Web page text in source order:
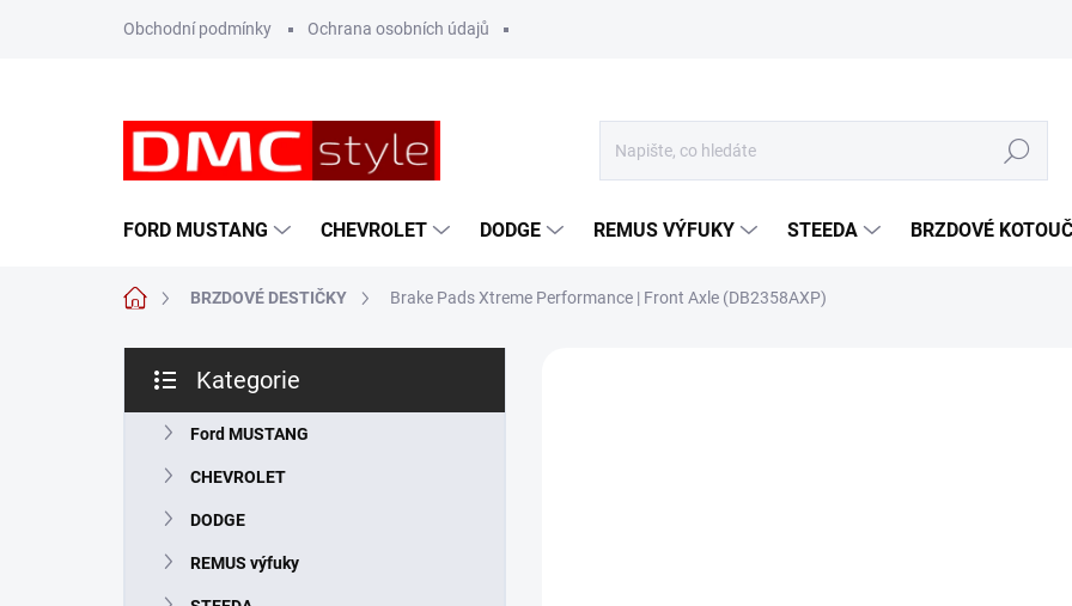
Obchodní podmínky Ochrana osobních údajů
Hledat
FORD MUSTANG CHEVROLET DODGE REMUS VÝFUKY STEEDA BRZDOVÉ
Domů BRZDOVÉ DESTIČKY Brake Pads Xtreme Performance | Front Axle (DB2358AXP)
s
kategorie
Kategorie
Ford MUSTANG
CHEVROLET
DODGE
REMUS výfuky